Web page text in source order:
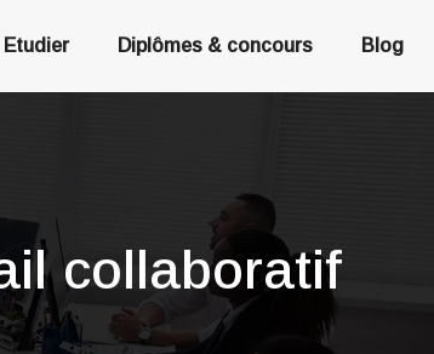
Etudier Diplômes & concours Blog
collaboratif